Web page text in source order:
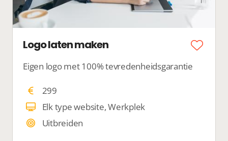
Logo laten maken
Eigen logo met 100% tevredenheidsgarantie
299
Elk type website, Werkplek
Uitbreiden